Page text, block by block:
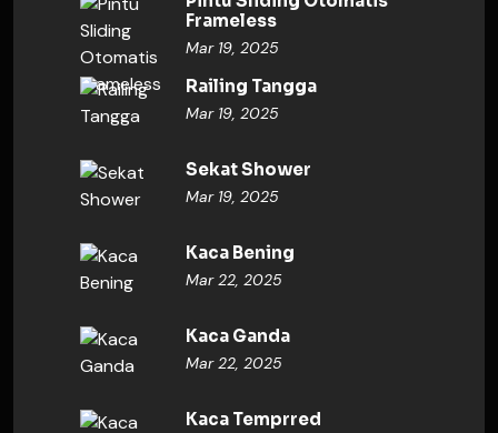
Frameless
Mar 19, 2025
Railing Tangga
Mar 19, 2025
Sekat Shower
Mar 19, 2025
Kaca Bening
Mar 22, 2025
Kaca Ganda
Mar 22, 2025
Kaca Temprred